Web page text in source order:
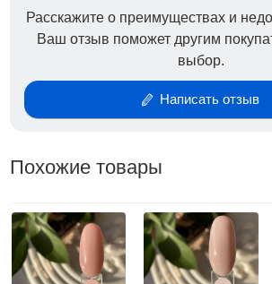
Расскажите о преимуществах и
Ваш отзыв поможет другим
выбор.
Написать отзыв
Похожие товары